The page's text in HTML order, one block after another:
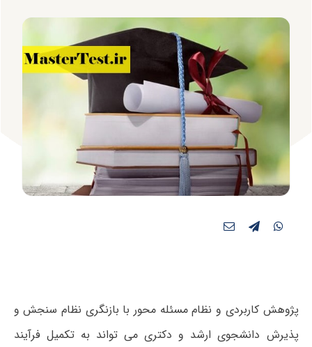
پژوهش کاربردی و نظام مسئله محور با بازنگری نظام سنجش و
پذیرش دانشجوی ارشد و دکتری می تواند به تکمیل فرآیند